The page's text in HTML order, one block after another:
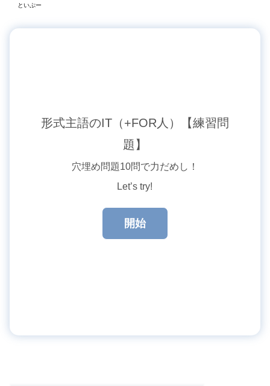
といぷー
形式主語のIT（+FOR人）【練習問
題】
穴埋め問題10問で力だめし！
Let’s try!